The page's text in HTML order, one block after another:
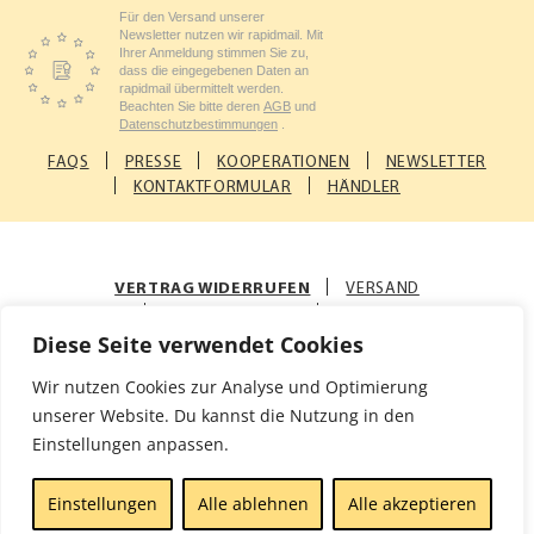
Diese Seite verwendet Cookies
Wir nutzen Cookies zur Analyse und Optimierung
unserer Website. Du kannst die Nutzung in den
Einstellungen anpassen.
Einstellungen Alle ablehnen Alle akzeptieren
Für den Versand unserer
Newsletter nutzen wir rapidmail. Mit
Ihrer Anmeldung stimmen Sie zu,
dass die eingegebenen Daten an
rapidmail übermittelt werden.
Beachten Sie bitte deren AGB und
Datenschutzbestimmungen
FAQS PRESSE KOOPERATIONEN
NEWSLETTER
KONTAKTFORMULAR
HÄNDLER
VERTRAG WIDERRUFEN
VERSAND
Impressum
Datenschutz